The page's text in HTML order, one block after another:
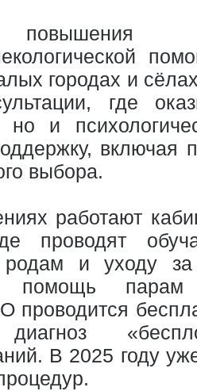
городах и
где
но и
включая
выбора.
работают
проводят
родам и уходу
помощь
проводится
диагноз
В 2025 году